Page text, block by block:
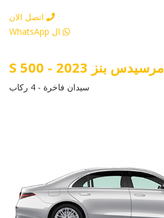
اتصل الان
ال WhatsApp
مرسيدس بنز S 500 - 2023
سيدان فاخرة - 4 ركاب